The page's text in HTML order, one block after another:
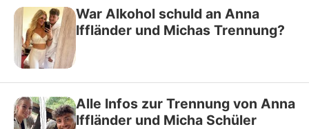
War Alkohol schuld an Anna
Iffländer und Michas Trennung?
Alle Infos zur Trennung von Anna
Iffländer und Micha Schüler